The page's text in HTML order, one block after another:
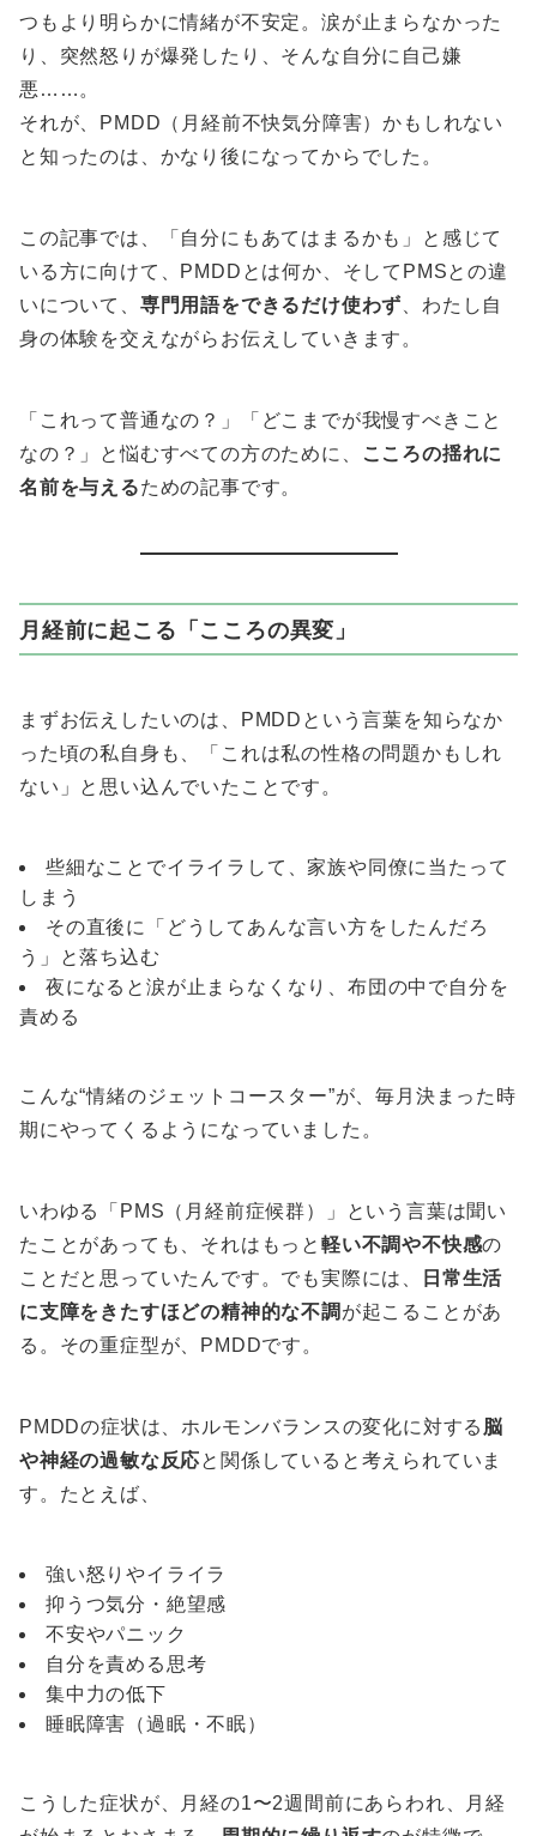
つもより明らかに情緒が不安定。涙が止まらなかった
り、突然怒りが爆発したり、そんな自分に自己嫌
悪……。
それが、PMDD（月経前不快気分障害）かもしれない
と知ったのは、かなり後になってからでした。
この記事では、「自分にもあてはまるかも」と感じて
いる方に向けて、PMDDとは何か、そしてPMSとの違
いについて、 専門用語をできるだけ使わず 、わたし自
身の体験を交えながらお伝えしていきます。
「これって普通なの？」「どこまでが我慢すべきこと
なの？」と悩むすべての方のために、
こころの揺れに
名前を与えるための記事です。
月経前に起こる「こころの異変」
まずお伝えしたいのは、PMDDという言葉を知らなか
った頃の私自身も、「これは私の性格の問題かもしれ
ない」と思い込んでいたことです。
些細なことでイライラして、家族や同僚に当たって
しまう
その直後に「どうしてあんな言い方をしたんだろ
う」と落ち込む
夜になると涙が止まらなくなり、布団の中で自分を
責める
こんな“情緒のジェットコースター”が、毎月決まった時
期にやってくるようになっていました。
いわゆる「PMS（月経前症候群）」という言葉は聞い
たことがあっても、それはもっと軽い不調や不快感の
ことだと思っていたんです。でも実際には、
日常生活
に支障をきたすほどの精神的な不調 が起こることがあ
る。その重症型が、PMDDです。
PMDDの症状は、ホルモンバランスの変化に対する 脳
や神経の過敏な反応と関係していると考えられていま
す。たとえば、
強い怒りやイライラ
抑うつ気分・絶望感
不安やパニック
自分を責める思考
集中力の低下
睡眠障害（過眠・不眠）
こうした症状が、月経の1〜2週間前にあらわれ、月経